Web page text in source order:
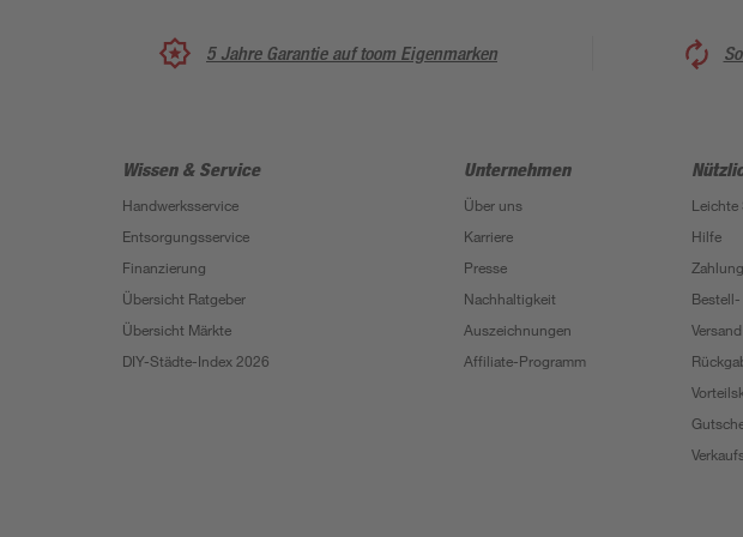
5 Jahre Garantie auf toom Eigenmarken
Wissen & Service
Handwerksservice
Entsorgungsservice
Finanzierung
Übersicht Ratgeber
Übersicht Märkte
DIY-Städte-Index 2026
Unternehmen
Über uns
Karriere
Presse
Nachhaltigkeit
Auszeichnungen
Affiliate-Programm
Leichte
Hilfe
Versand